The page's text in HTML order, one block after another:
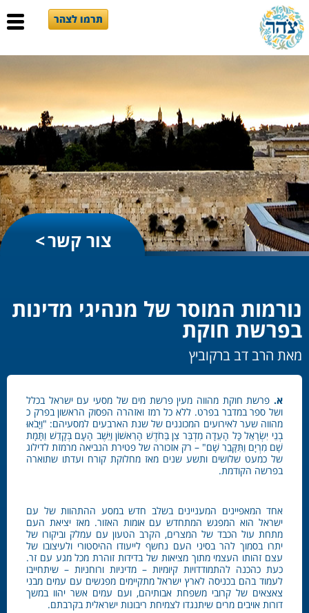
תרמו לצהר
צור קשר
נורמות המוסר של מנהיגי מדינות
בפרשת חוקת
מאת הרב דב ברקוביץ
א. פרשת חוקת מהווה מעין פרשת מים של מסעי עם ישראל בכלל
ושל ספר במדבר בפרט. ללא כל רמז ואזהרה הפסוק הראשון בפרק כ
מהווה שער לאירועים המכוננים של שנת הארבעים למסעיהם: "וַיָּבֹאוּ
בְנֵי יִשְׂרָאֵל כָּל הָעֵדָה מִדְבַּר צִן בַּחֹדֶשׁ הָרִאשׁוֹן וַיֵּשֶׁב הָעָם בְּקָדֵשׁ וַתָּמָת
שָׁם מִרְיָם וַתִּקָּבֵר שָׁם" – רק אזכורה של פטירת הנביאה מרמזת לדילוג
של כמעט שלושים ותשע שנים מאז מחלוקת קורח ועדתו שתוארה
בפרשה הקודמת.
אחד המאפיינים המעניינים בשלב חדש במסע ההתהוות של עם
ישראל הוא המפגש המתחדש עם אומות האזור. מאז יציאת העם
מתחת עול הכבד של המצרים, הקרב הטעון עם עמלק וביקורו של
יתרו בסמוך להר בסיני העם נחשף לייעודו ההיסטורי ולעיצובו של
עצם זהותו העצמי מתוך מציאות של בדידות זוהרת מכל מגע עם זר.
כעת כהכנה להתמודדויות קיומיות – מדיניות ורוחניות – שיתחייבו
לעמוד בהם בכניסה לארץ ישראל מתקיימים מפגשים עם עמים מבני
צאצאים של קרובי משפחת אבותיהם, ועם עמים אשר יהוו במשך
דורות אויבים מרים שיתנגדו לצמיחת ריבונות ישראלית בקרבתם.